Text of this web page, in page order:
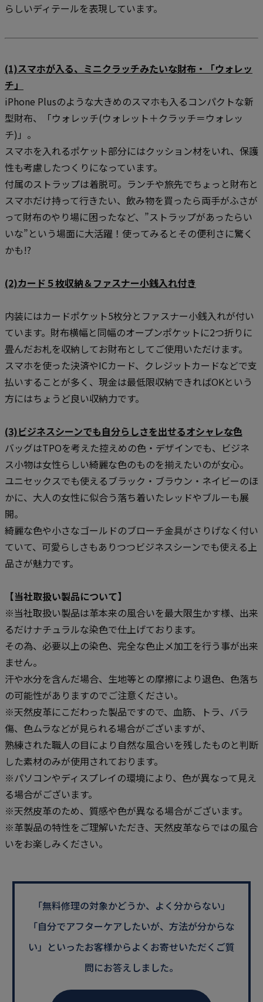
らしいディテールを表現しています。
(1)スマホが入る、ミニクラッチみたいな財布・「ウォレッ
チ」
iPhone Plusのような大きめのスマホも入るコンパクトな新
型財布、「ウォレッチ(ウォレット＋クラッチ＝ウォレッ
チ)」。
スマホを入れるポケット部分にはクッション材をいれ、保護
性も考慮したつくりになっています。
付属のストラップは着脱可。ランチや旅先でちょっと財布と
スマホだけ持って行きたい、飲み物を買ったら両手がふさが
って財布のやり場に困ったなど、”ストラップがあったらい
いな”という場面に大活躍！使ってみるとその便利さに驚く
かも!?
(2)カード５枚収納＆ファスナー小銭入れ付き
内装にはカードポケット5枚分とファスナー小銭入れが付い
ています。財布横幅と同幅のオープンポケットに2つ折りに
畳んだお札を収納してお財布としてご使用いただけます。
スマホを使った決済やICカード、クレジットカードなどで支
払いすることが多く、現金は最低限収納できればOKという
方にはちょうど良い収納力です。
(3)ビジネスシーンでも自分らしさを出せるオシャレな色
バッグはTPOを考えた控えめの色・デザインでも、ビジネ
ス小物は女性らしい綺麗な色のものを揃えたいのが女心。
ユニセックスでも使えるブラック・ブラウン・ネイビーのほ
かに、大人の女性に似合う落ち着いたレッドやブルーも展
開。
綺麗な色や小さなゴールドのブローチ金具がさりげなく付い
ていて、可愛らしさもありつつビジネスシーンでも使える上
品さが魅力です。
【当社取扱い製品について】
※当社取扱い製品は革本来の風合いを最大限生かす様、出来
るだけナチュラルな染色で仕上げております。
その為、必要以上の染色、完全な色止メ加工を行う事が出来
ません。
汗や水分を含んだ場合、生地等との摩擦により退色、色落ち
の可能性がありますのでご注意ください。
※天然皮革にこだわった製品ですので、血筋、トラ、バラ
傷、色ムラなどが見られる場合がございますが、
熟練された職人の目により自然な風合いを残したものと判断
した素材のみが使用されております。
※パソコンやディスプレイの環境により、色が異なって見え
る場合がございます。
※天然皮革のため、質感や色が異なる場合がございます。
※革製品の特性をご理解いただき、天然皮革ならではの風合
いをお楽しみください。
「無料修理の対象かどうか、よく分からない」
「自分でアフターケアしたいが、方法が分からな
い」といったお客様からよくお寄せいただくご質
問にお答えしました。